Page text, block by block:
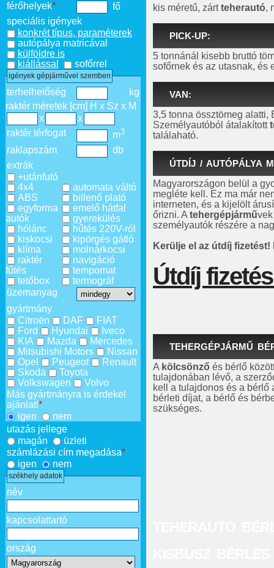
férőhelyek*
fő
speciális igények
konkrét típus, paraméterek
autópálya matricával
külföldre is
kiállással
sofőrrel
igények gépjárművel szemben
terhelhetőség
kg
raktér méretek [cm] H x Sz x M
x
x
raktér térfogat
m3
raklapszám
db
extrák
+utánfutó
4x4
ABS
egyforma
autók
hólánc
kiskocsi
klíma
raktér
fűtés
tetőbox
automata váltó
billenő plató
emelő hátfal
gyerekülés
hűtés 220V-ról
kipörgés gátló
molnárkocsi
navigáció
tempomat
termográf
üzemanyag
gyártmány
Citroën
DAF
FIAT
Ford
Hyundai
Iveco
KIA
Mazda
Mercedes
Mitsubishi Motors
Nissan
Opel
Peugeot
Renault
Skoda
Toyota
Volkswagen
Volvo
Más gyártmányra is érdekel
ajánlat!*
igen
nem
utazás jellege
magán
üzleti
számlázási cím megadása*
igen
nem
székhely adatok
név
kapcsolattartó
ország
kis méretű, zártteherautó,
PICK-UP:
5 tonnánál kisebb bruttó
sofőrnek és az utasnak, és
VAN:
3,5 tonna össztömeg
Személyautóból átalakított
találaható.
ÚTDÍJ / AUTÓPÁLYA
Magyarországon belül a
megléte kell. Ez ma már
interneten, és a kijelölt
őrizni. A tehergépjármű
személyautók részére a
Kerülje el az útdíj
Útdíj
TEHERGÉPJÁRMŰ
A kölcsönző és bérlő
tulajdonában lévő, a
kell a tulajdonos és a bérlő
bérleti díjat, a bérlő és
szükséges.